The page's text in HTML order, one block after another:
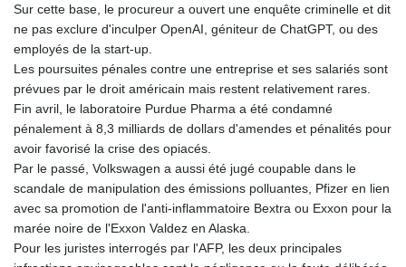
Sur cette base, le procureur a ouvert une enquête criminelle et dit
ne pas exclure d'inculper OpenAI, géniteur de ChatGPT, ou des
employés de la start-up.
Les poursuites pénales contre une entreprise et ses salariés sont
prévues par le droit américain mais restent relativement rares.
Fin avril, le laboratoire Purdue Pharma a été condamné
pénalement à 8,3 milliards de dollars d'amendes et pénalités pour
avoir favorisé la crise des opiacés.
Par le passé, Volkswagen a aussi été jugé coupable dans le
scandale de manipulation des émissions polluantes, Pfizer en lien
avec sa promotion de l'anti-inflammatoire Bextra ou Exxon pour la
marée noire de l'Exxon Valdez en Alaska.
Pour les juristes interrogés par l'AFP, les deux principales